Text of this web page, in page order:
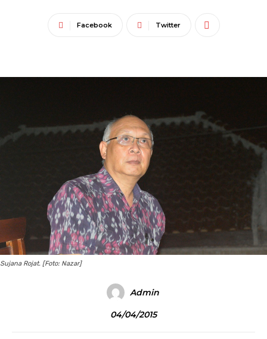
Facebook Twitter
Sujana Rojat. [Foto: Nazar]
Admin
04/04/2015